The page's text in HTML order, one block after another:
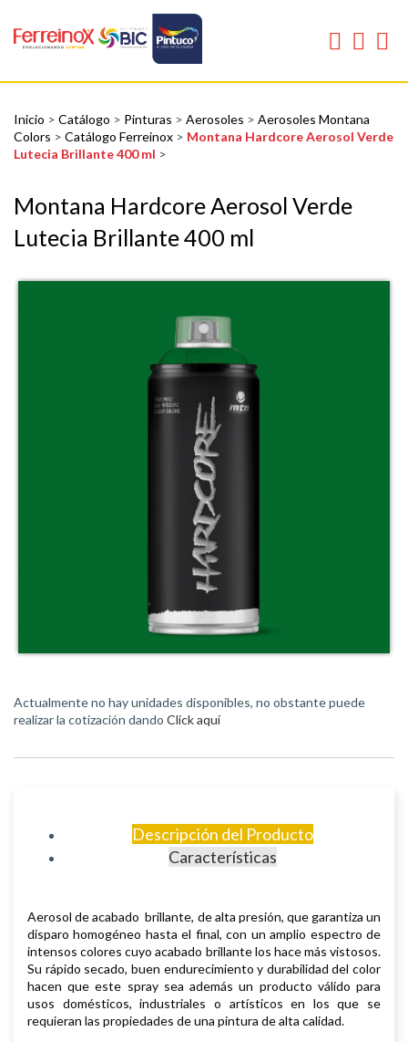
Inicio > Catálogo > Pinturas > Aerosoles > Aerosoles Montana
Colors > Catálogo Ferreinox > Montana Hardcore Aerosol Verde
Lutecia Brillante 400 ml >
Montana Hardcore Aerosol Verde
Lutecia Brillante 400 ml
Actualmente no hay unidades disponibles, no obstante puede
realizar la cotización dando Click aquí
Descripción del Producto
Características
Aerosol deacabado brillante, dealta presión, que garantiza un
disparo homogéneo hasta el final, con un amplio espectro de
intensos colores cuyo acabado brillante los hace más vistosos.
Su rápido secado, buen endurecimiento y durabilidad del color
hacen que este spray sea además un producto válido para
usos domésticos, industriales o artísticos en los que se
requieran las propiedades de una pintura de alta calidad.